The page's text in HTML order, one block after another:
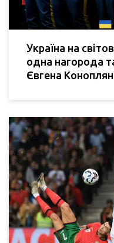
Україна на
одна нагорода
Євгена